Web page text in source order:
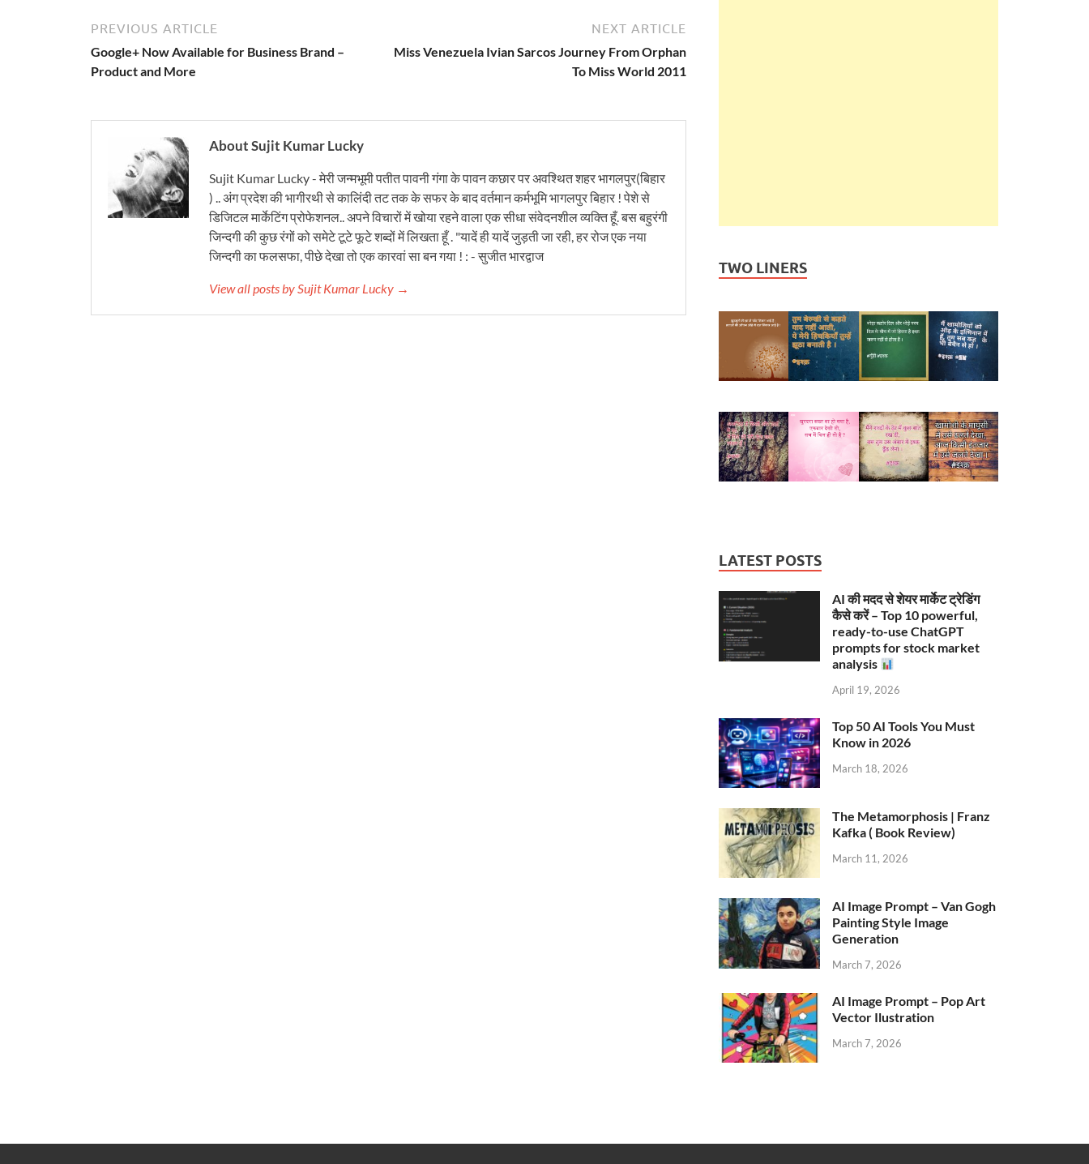
PREVIOUS ARTICLE
Google+ Now Available for Business Brand –
Product and More
NEXT ARTICLE
Miss Venezuela Ivian Sarcos Journey From Orphan
To Miss World 2011
About Sujit Kumar Lucky
Sujit Kumar Lucky - मेरी जन्मभूमी पतीत पावनी गंगा के पावन कछार पर अवश्थित शहर भागलपुर(बिहार
) .. अंग प्रदेश की भागीरथी से कालिंदी तट तक के सफर के बाद वर्तमान कर्मभूमि भागलपुर बिहार ! पेशे से
डिजिटल मार्केटिंग प्रोफेशनल.. अपने विचारों में खोया रहने वाला एक सीधा संवेदनशील व्यक्ति हूँ. बस बहुरंगी
जिन्दगी की कुछ रंगों को समेटे टूटे फूटे शब्दों में लिखता हूँ . "यादें ही यादें जुड़ती जा रही, हर रोज एक नया
जिन्दगी का फलसफा, पीछे देखा तो एक कारवां सा बन गया ! : - सुजीत भारद्वाज
View all posts by Sujit Kumar Lucky →
TWO LINERS
LATEST POSTS
AI की मदद से शेयर मार्केट ट्रेडिंग
कैसे करें – Top 10 powerful,
ready-to-use ChatGPT
prompts for stock market
analysis
April 19, 2026
Top 50 AI Tools You Must
Know in 2026
March 18, 2026
The Metamorphosis | Franz
Kafka ( Book Review)
March 11, 2026
AI Image Prompt – Van Gogh
Painting Style Image
Generation
March 7, 2026
AI Image Prompt – Pop Art
Vector Ilustration
March 7, 2026